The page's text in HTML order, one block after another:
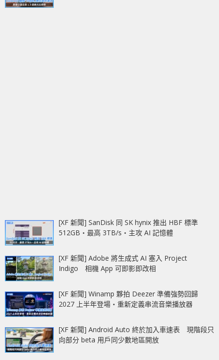
[XF 新聞] SanDisk 同 SK hynix 推出 HBF 標準
512GB‧最高 3TB/s‧主攻 AI 記憶體
[XF 新聞] Adobe 將生成式 AI 塞入 Project
Indigo 相機 App 可即影即改相
[XF 新聞] Winamp 夥拍 Deezer 準備強勢回歸
2027 上半年登場‧重新定義串流音樂播放器
[XF 新聞] Android Auto 終於加入車速表 現階段只
向部分 beta 用戶同少數地區開放